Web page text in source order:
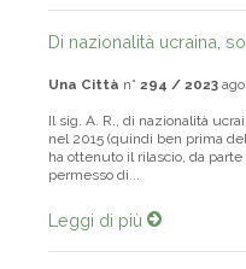
Di nazionalità ucraina,
Una Città n° 294 / 2023
Il sig. A. R., di nazionalità
nel 2015 (quindi ben prima
ha ottenuto il rilascio, da
permesso di...
Leggi di più